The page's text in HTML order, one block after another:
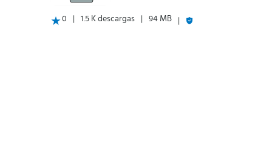
0 1.5 K descargas 94 MB